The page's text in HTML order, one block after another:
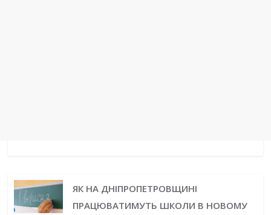
ЯК НА ДНІПРОПЕТРОВЩИНІ
ПРАЦЮВАТИМУТЬ ШКОЛИ В НОВОМУ